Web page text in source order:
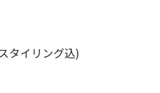
タイリング込)